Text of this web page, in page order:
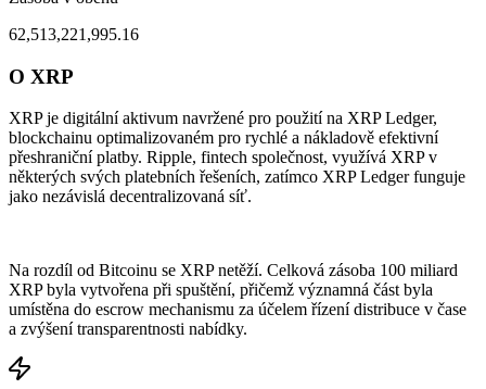
30, 09:37 PM
62,513,221,995.16
O XRP
XRP je digitální aktivum navržené pro použití na XRP Ledger,
blockchainu optimalizovaném pro rychlé a nákladově efektivní
přeshraniční platby. Ripple, fintech společnost, využívá XRP v
některých svých platebních řešeních, zatímco XRP Ledger funguje
jako nezávislá decentralizovaná síť.
Na rozdíl od Bitcoinu se XRP netěží. Celková zásoba 100 miliard
XRP byla vytvořena při spuštění, přičemž významná část byla
umístěna do escrow mechanismu za účelem řízení distribuce v čase
a zvýšení transparentnosti nabídky.